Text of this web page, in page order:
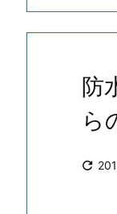
防
ら
